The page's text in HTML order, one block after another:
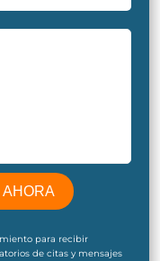
para recibir
de citas y mensajes